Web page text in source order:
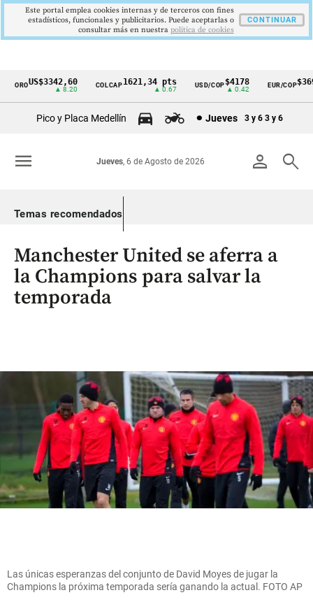
Cintillo
Colombia
OROUS$3342,60
▲ 8.20
COLCAP1621,34 pts
▲ 0.67
USD/COP$4178
▲ 0.42
EUR/COP$3697
Pico y Placa Medellín Jueves 3 y 6 3 y 6
person search
Jueves, 6 de Agosto de 2026
menu
Temas recomendados
Manchester United se aferra a
la Champions para salvar la
temporada
Las únicas esperanzas del conjunto de David Moyes de jugar la
Champions la próxima temporada sería ganando la actual. FOTO AP
Este portal emplea cookies internas y de terceros con fines
estadísticos, funcionales y publicitarios. Puede aceptarlas o
consultar más en nuestra politica de cookies
CONTINUAR